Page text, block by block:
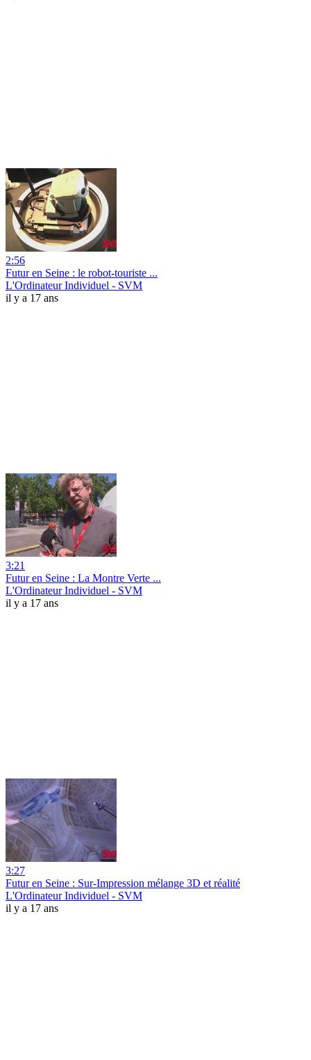
2:56
Futur en Seine : le robot-touriste ...
L'Ordinateur Individuel - SVM
il y a 17 ans
3:21
Futur en Seine : La Montre Verte ...
L'Ordinateur Individuel - SVM
il y a 17 ans
3:27
Futur en Seine : Sur-Impression mélange 3D et réalité
L'Ordinateur Individuel - SVM
il y a 17 ans